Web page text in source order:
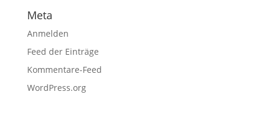
Meta
Anmelden
Feed der Einträge
Kommentare-Feed
WordPress.org